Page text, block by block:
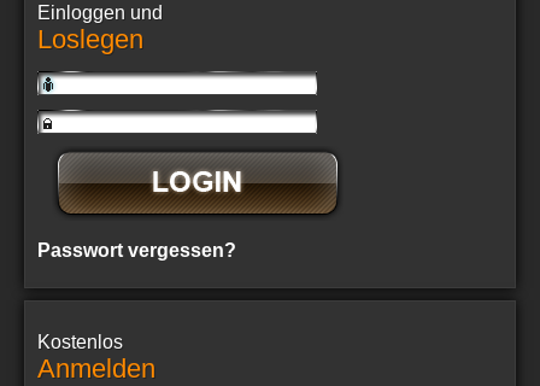
Einloggen und
Loslegen
Passwort vergessen?
Kostenlos
Anmelden